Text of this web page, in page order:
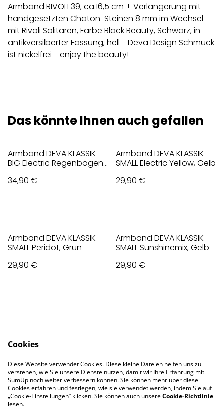
Armband RIVOLI 39, ca.16,5 cm + Verlängerung mit
handgesetzten Chaton-Steinen 8 mm im Wechsel
mit Rivoli Solitären, Farbe Black Beauty, Schwarz, in
antikversilberter Fassung, hell - Deva Design Schmuck
ist nickelfrei - enjoy the beauty!
Das könnte Ihnen auch gefallen
Armband DEVA KLASSIK
BIG Electric Regenbogen,
34,90 €
Armband DEVA KLASSIK
SMALL Electric Yellow, Gelb
29,90 €
Armband DEVA KLASSIK
SMALL Peridot, Grün
29,90 €
Armband DEVA KLASSIK
SMALL Sunshinemix, Gelb
29,90 €
Privacy Policy
Cookie Policy
Impressum
Cookies
Diese Website verwendet Cookies. Diese kleine Dateien helfen uns zu
verstehen, wie Sie unsere Dienste nutzen, damit wir Ihre Erfahrung mit
SumUp noch weiter verbessern können. Sie können mehr über diese
Cookies erfahren und festlegen, wie sie verwendet werden, indem Sie auf
„Cookie-Einstellungen” klicken. Sie können auch unsereCookie-Richtlinie
lesen.